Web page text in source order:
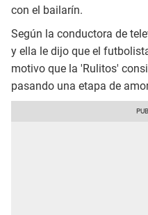
con el bailarín.
Según la conductora de
y ella le dijo que el
motivo que la 'Rulitos'
pasando una etapa de